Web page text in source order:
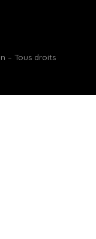
– Tous droits